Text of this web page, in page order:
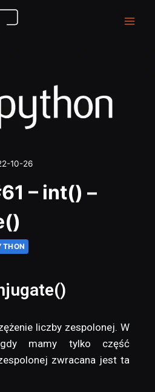
10-26
– int() –
liczby zespolonej. W
gdy mamy tylko część
zwracana jest ta